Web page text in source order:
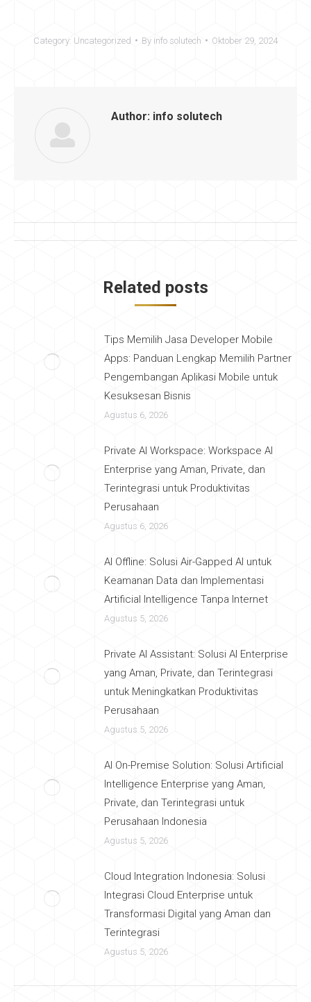
Category: Uncategorized By info solutech Oktober 29, 2024
Author: info solutech
Post
Related posts
Tips Memilih Jasa Developer Mobile
Apps: Panduan Lengkap Memilih Partner
Pengembangan Aplikasi Mobile untuk
Kesuksesan Bisnis
Agustus 6, 2026
Private AI Workspace: Workspace AI
Enterprise yang Aman, Private, dan
Terintegrasi untuk Produktivitas
Perusahaan
Agustus 6, 2026
AI Offline: Solusi Air-Gapped AI untuk
Keamanan Data dan Implementasi
Artificial Intelligence Tanpa Internet
Agustus 5, 2026
Private AI Assistant: Solusi AI Enterprise
yang Aman, Private, dan Terintegrasi
untuk Meningkatkan Produktivitas
Perusahaan
Agustus 5, 2026
AI On-Premise Solution: Solusi Artificial
Intelligence Enterprise yang Aman,
Private, dan Terintegrasi untuk
Perusahaan Indonesia
Agustus 5, 2026
Cloud Integration Indonesia: Solusi
Integrasi Cloud Enterprise untuk
Transformasi Digital yang Aman dan
Terintegrasi
Agustus 5, 2026